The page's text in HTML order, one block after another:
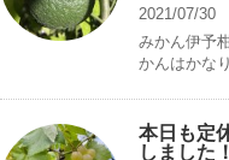
2021/07/30
みかん伊予
かんはかな
本日も定
しました